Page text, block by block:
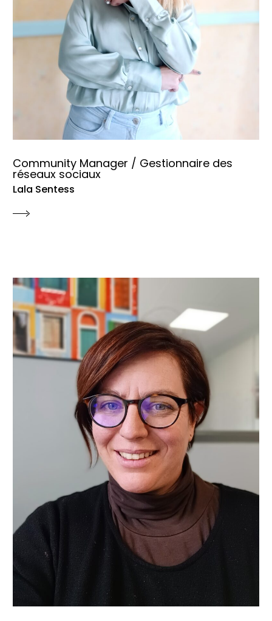
Community Manager / Gestionnaire des
réseaux sociaux
Lala Sentess